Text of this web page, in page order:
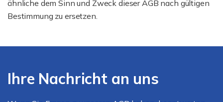
ähnliche dem Sinn und Zweck dieser AGB nach gültigen
Bestimmung zu ersetzen.
Ihre Nachricht an uns